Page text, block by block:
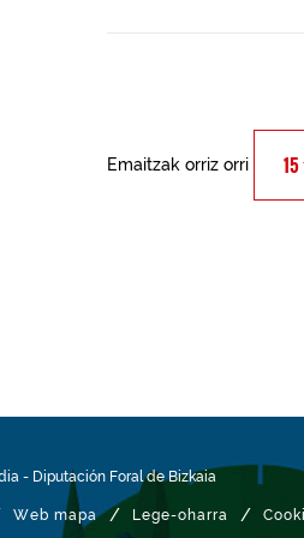
Emaitzak orriz orri
- Diputación Foral de Bizkaia
Web mapa / Lege-oharra /